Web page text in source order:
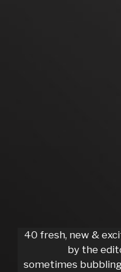
40 fresh, new &
by the
sometimes